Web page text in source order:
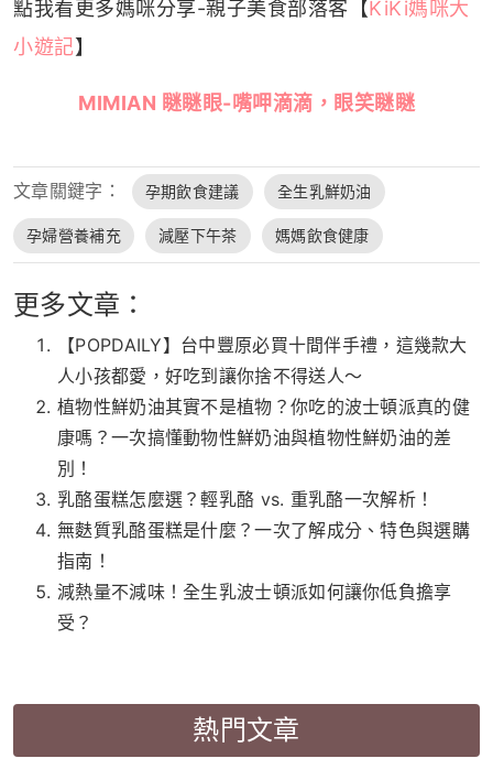
點我看更多媽咪分享-親子美食部落客【KiKi媽咪大
小遊記】
MIMIAN 瞇瞇眼-嘴呷滴滴，眼笑瞇瞇
文章關鍵字： 孕期飲食建議 全生乳鮮奶油
孕婦營養補充 減壓下午茶 媽媽飲食健康
更多文章：
【POPDAILY】台中豐原必買十間伴手禮，這幾款大
人小孩都愛，好吃到讓你捨不得送人～
植物性鮮奶油其實不是植物？你吃的波士頓派真的健
康嗎？一次搞懂動物性鮮奶油與植物性鮮奶油的差
別！
乳酪蛋糕怎麼選？輕乳酪 vs. 重乳酪一次解析！
無麩質乳酪蛋糕是什麼？一次了解成分、特色與選購
指南！
減熱量不減味！全生乳波士頓派如何讓你低負擔享
受？
熱門文章